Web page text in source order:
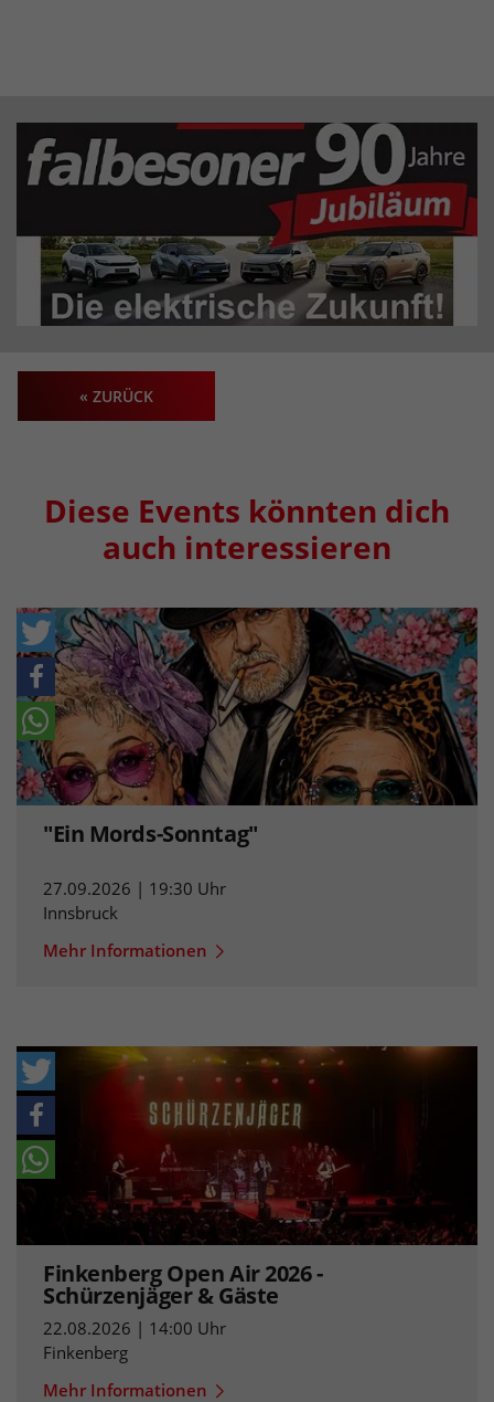
« ZURÜCK
Diese Events könnten dich
auch interessieren
"Ein Mords-Sonntag"
27.09.2026 | 19:30 Uhr
Innsbruck
Mehr Informationen
Finkenberg Open Air 2026 -
Schürzenjäger & Gäste
22.08.2026 | 14:00 Uhr
Finkenberg
Mehr Informationen